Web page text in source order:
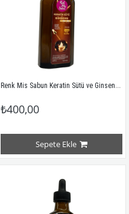
Renk Mis Sabun Keratin Sütü ve Ginseng Serum Yağ
₺400,00
Sepete Ekle